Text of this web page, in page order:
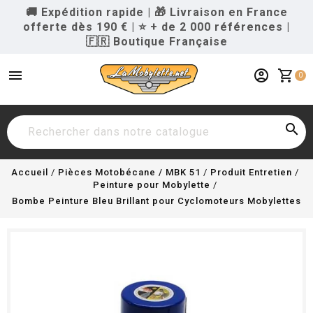
🚚 Expédition rapide | 🎁 Livraison en France
offerte dès 190 € | ⭐ + de 2 000 références |
🇫🇷 Boutique Française
menu shopping_cart 0
account_circle

Accueil Pièces Motobécane / MBK 51
Produit Entretien
Peinture pour Mobylette
Bombe Peinture Bleu Brillant pour Cyclomoteurs Mobylettes